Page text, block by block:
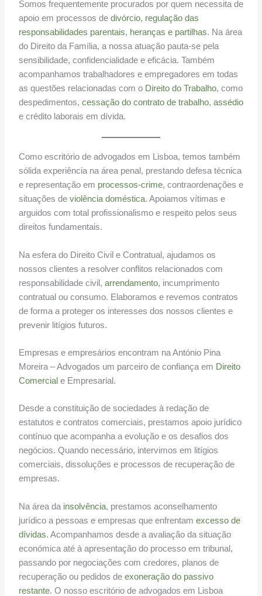
Somos frequentemente procurados por quem necessita de
apoio em processos de divórcio, regulação das
responsabilidades parentais, heranças e partilhas. Na área
do Direito da Família, a nossa atuação pauta-se pela
sensibilidade, confidencialidade e eficácia. Também
acompanhamos trabalhadores e empregadores em todas
as questões relacionadas com o Direito do Trabalho, como
despedimentos, cessação do contrato de trabalho, assédio
e crédito laborais em dívida.
Como escritório de advogados em Lisboa, temos também
sólida experiência na área penal, prestando defesa técnica
e representação em processos-crime, contraordenações e
situações de violência doméstica. Apoiamos vítimas e
arguidos com total profissionalismo e respeito pelos seus
direitos fundamentais.
Na esfera do Direito Civil e Contratual, ajudamos os
nossos clientes a resolver conflitos relacionados com
responsabilidade civil, arrendamento, incumprimento
contratual ou consumo. Elaboramos e revemos contratos
de forma a proteger os interesses dos nossos clientes e
prevenir litígios futuros.
Empresas e empresários encontram na António Pina
Moreira – Advogados um parceiro de confiança em Direito
Comercial e Empresarial.
Desde a constituição de sociedades à redação de
estatutos e contratos comerciais, prestamos apoio jurídico
contínuo que acompanha a evolução e os desafios dos
negócios. Quando necessário, intervimos em litígios
comerciais, dissoluções e processos de recuperação de
empresas.
Na área da insolvência, prestamos aconselhamento
jurídico a pessoas e empresas que enfrentam excesso de
dívidas. Acompanhamos desde a avaliação da situação
económica até à apresentação do processo em tribunal,
passando por negociações com credores, planos de
recuperação ou pedidos de exoneração do passivo
restante. O nosso escritório de advogados em Lisboa